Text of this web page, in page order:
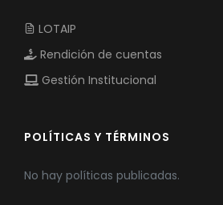
LOTAIP
Rendición de cuentas
Gestión Institucional
POLÍTICAS Y TÉRMINOS
No hay políticas publicadas.